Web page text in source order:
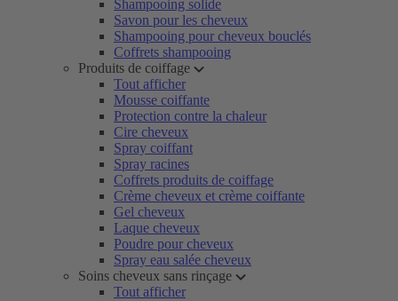
Shampooing solide
Savon pour les cheveux
Shampooing pour cheveux bouclés
Coffrets shampooing
Produits de coiffage
Tout afficher
Mousse coiffante
Protection contre la chaleur
Cire cheveux
Spray coiffant
Spray racines
Coffrets produits de coiffage
Crème cheveux et crème coiffante
Gel cheveux
Laque cheveux
Poudre pour cheveux
Spray eau salée cheveux
Soins cheveux sans rinçage
Tout afficher